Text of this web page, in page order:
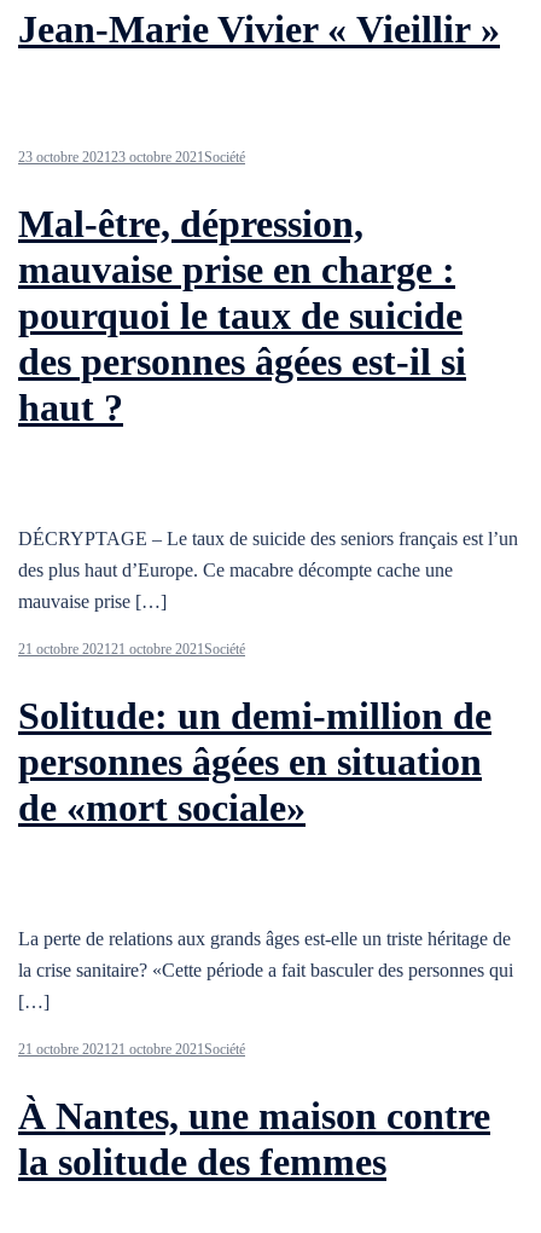
Jean-Marie Vivier « Vieillir »
23 octobre 202123 octobre 2021Société
Mal-être, dépression,
mauvaise prise en charge :
pourquoi le taux de suicide
des personnes âgées est-il si
haut ?
DÉCRYPTAGE – Le taux de suicide des seniors français est l’un
des plus haut d’Europe. Ce macabre décompte cache une
mauvaise prise […]
21 octobre 202121 octobre 2021Société
Solitude: un demi-million de
personnes âgées en situation
de «mort sociale»
La perte de relations aux grands âges est-elle un triste héritage de
la crise sanitaire? «Cette période a fait basculer des personnes qui
[…]
21 octobre 202121 octobre 2021Société
À Nantes, une maison contre
la solitude des femmes